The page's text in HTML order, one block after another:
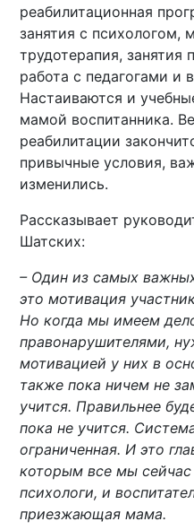
реабилитационная
занятия с психологом,
трудотерапия, занятия
работа с педагогами и
Настаиваются и
мамой воспитанника.
реабилитации
привычные условия,
изменились.
Рассказывает
Шатских:
– Один из самых
это мотивация
Но когда мы имеем
правонарушителями,
мотивацией у них в
также пока ничем не
учится. Правильнее
пока не учится.
ограниченная. И это
которым все мы сейчас
психологи, и
приезжающая мама.